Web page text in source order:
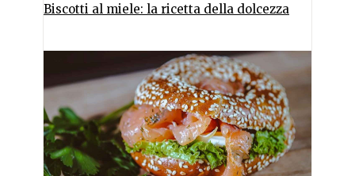
Biscotti al miele: la ricetta della dolcezza